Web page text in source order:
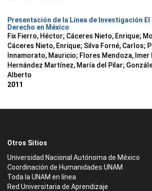
Presentación de la Línea de Investigación
Derecho en México
Fix Fierro, Héctor; Cáceres Nieto, Enrique;
Cáceres Nieto, Enrique; Silva Forné, Carlos;
Innamorato, Mauricio; Flores Mendoza, Imer
Hernández Martínez, María del Pilar;
Alberto
2011
Otros Sitios
Universidad Nacional Autónoma de México
Coordinación de Humanidades UNAM
Toda la UNAM en línea
Red Universitaria de Aprendizaje